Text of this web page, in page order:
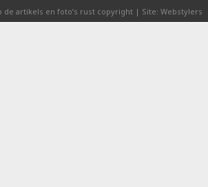
de artikels en foto’s rust copyright | Site: Webstylers